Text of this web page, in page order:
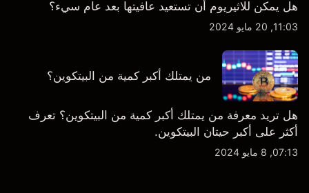
هل يمكن للاثيريوم أن تستعيد عافيتها بعد عام سيء؟
11:03, 20 مايو 2024
من يمتلك أكبر كمية من البيتكوين؟
هل تريد معرفة من يمتلك أكبر كمية من البيتكوين؟ تعرف
أكثر على أكبر حيتان البيتكوين.
07:13, 8 مايو 2024